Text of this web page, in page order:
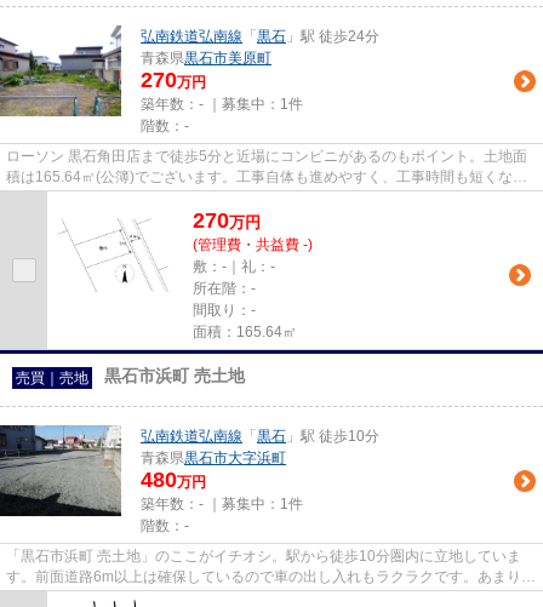
弘南鉄道弘南線 「 黒石 」駅 徒歩24分
青森県黒石市美原町
270万円
築年数：- ｜募集中： 1件
階数：-
ローソン 黒石角田店まで徒歩5分と近場にコンビニがあるのもポイント。土地面
積は165.64㎡(公簿)でございます。工事自体も進めやすく、工事時間も短くなり
270万円
(管理費・共益費 -)
敷：-｜礼：-
所在階：-
間取り：-
面積：165.64㎡
売買｜売地 黒石市浜町 売土地
弘南鉄道弘南線 「 黒石 」駅 徒歩10分
青森県黒石市大字浜町
480万円
築年数：- ｜募集中： 1件
階数：-
「黒石市浜町 売土地」のここがイチオシ。駅から徒歩10分圏内に立地していま
す。前面道路6m以上は確保しているので車の出し入れもラクラクです。あまり広
いとは言えませんが、落ち着い...